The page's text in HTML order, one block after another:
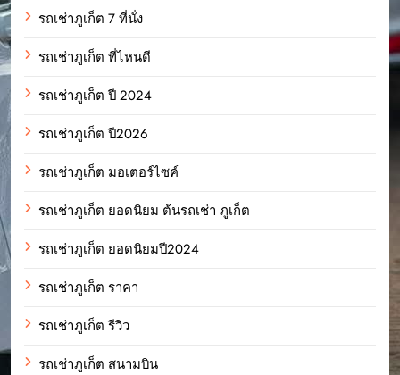
รถเช่าภูเก็ต 7 ที่นั่ง
รถเช่าภูเก็ต ที่ไหนดี
รถเช่าภูเก็ต ปี 2024
รถเช่าภูเก็ต ปี2026
รถเช่าภูเก็ต มอเตอร์ไซค์
รถเช่าภูเก็ต ยอดนิยม ต้นรถเช่า ภูเก็ต
รถเช่าภูเก็ต ยอดนิยมปี2024
รถเช่าภูเก็ต ราคา
รถเช่าภูเก็ต รีวิว
รถเช่าภูเก็ต สนามบิน